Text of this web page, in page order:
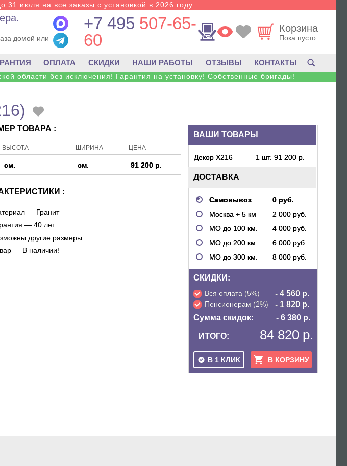
31 июля на все заказы с установкой в 2026 году.
домой или
+7 495 507-65-
60
Корзина
Пока пусто
ОПЛАТА СКИДКИ НАШИ РАБОТЫ ОТЗЫВЫ КОНТАКТЫ
области без исключения! Гарантия на установку! Собственные бригады!
ВАШИ ТОВАРЫ
Декор X216 1 шт. 91 200 р.
ДОСТАВКА
Самовывоз
0 руб.
Москва + 5 км
2 000 руб.
МО до 100 км.
4 000 руб.
МО до 200 км.
6 000 руб.
МО до 300 км.
8 000 руб.
СКИДКИ:
Вся оплата (5%) - 4 560 р.
Пенсионерам (2%)
- 1 820 р.
Сумма скидок:
- 6 380 р.
ИТОГО: 84 820 р.
В 1 КЛИК В КОРЗИНУ
ТОВАРА :
ВЫСОТА ШИРИНА ЦЕНА
см. см. 91 200 р.
:
— Гранит
— 40 лет
другие размеры
— В наличии!